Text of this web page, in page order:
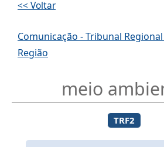
<< Voltar
Comunicação - Tribunal Regional
Região
meio
TRF2